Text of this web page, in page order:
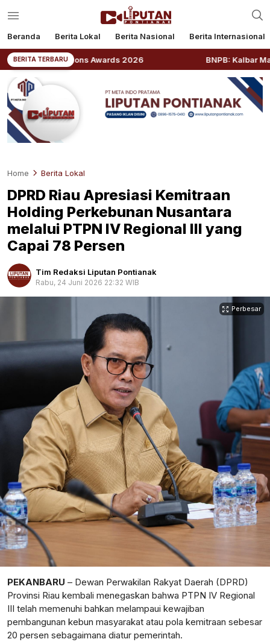
Beranda Berita Lokal Berita Nasional Berita Internasional
BERITA TERBARU
Awards 2026 BNPB: Kalbar Masuk Prioritas
Home Berita Lokal
DPRD Riau Apresiasi Kemitraan
Holding Perkebunan Nusantara
melalui PTPN IV Regional III yang
Capai 78 Persen
Tim Redaksi Liputan Pontianak
Rabu, 24 Juni 2026 22:32 WIB
Perbesar
PEKANBARU – Dewan Perwakilan Rakyat Daerah (DPRD)
Provinsi Riau kembali menegaskan bahwa PTPN IV Regional
III telah memenuhi bahkan melampaui kewajiban
pembangunan kebun masyarakat atau pola kemitraan sebesar
20 persen sebagaimana diatur pemerintah.